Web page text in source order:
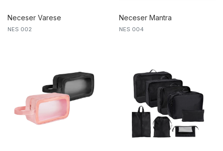
Neceser Varese
NES 002
Neceser Mantra
NES 004